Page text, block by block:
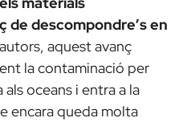
de descompondre’s en
aquest avanç
la contaminació per
als oceans i entra a la
encara queda molta